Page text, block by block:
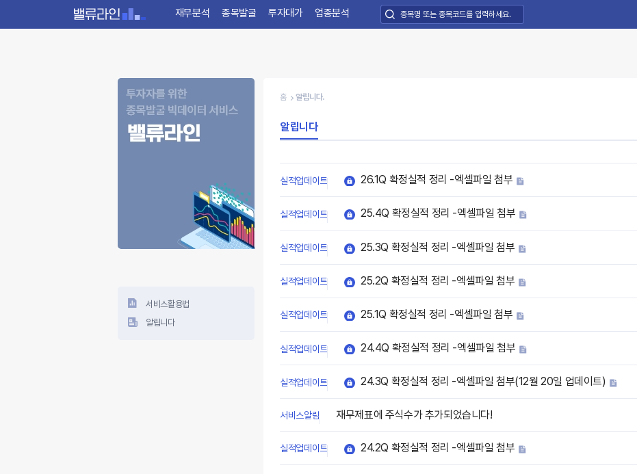
재무분석 종목발굴 투자대가 업종분석
서비스활용법
알립니다
홈 알립니다.
알립니다
실적업데이트 26.1Q 확정실적 정리 -엑셀파일 첨부
실적업데이트 25.4Q 확정실적 정리 -엑셀파일 첨부
실적업데이트 25.3Q 확정실적 정리 -엑셀파일 첨부
실적업데이트 25.2Q 확정실적 정리 -엑셀파일 첨부
실적업데이트 25.1Q 확정실적 정리 -엑셀파일 첨부
실적업데이트 24.4Q 확정실적 정리 -엑셀파일 첨부
실적업데이트 24.3Q 확정실적 정리 -엑셀파일 첨부(12월 20일 업데이트)
서비스알림 재무제표에 주식수가 추가되었습니다!
실적업데이트 24.2Q 확정실적 정리 -엑셀파일 첨부